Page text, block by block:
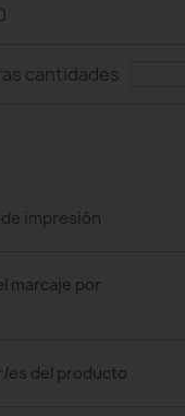
cantidades
impresión
marcaje por
es del producto